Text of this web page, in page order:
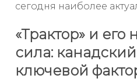
сегодня наиболее
«Трактор» и
сила:
ключевой